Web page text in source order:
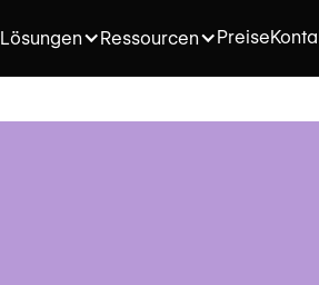
Lösungen Ressourcen Preise